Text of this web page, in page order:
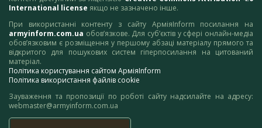
International license якщо не зазначено інше.
При використанні контенту з сайту АрміяInform посилання на
armyinform.com.ua обов’язкове. Для суб’єктів у сфері онлайн-медіа
обов’язковим є розміщення у першому абзаці матеріалу прямого та
відкритого для пошукових систем гіперпосилання на цитований
матеріал.
Політика користування сайтом АрміяInform
Політика використання файлів cookie
Зауваження та пропозиції по роботі сайту надсилайте на адресу:
webmaster@armyinform.com.ua